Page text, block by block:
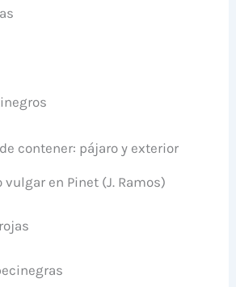
vulgar en Pinet (J. Ramos)